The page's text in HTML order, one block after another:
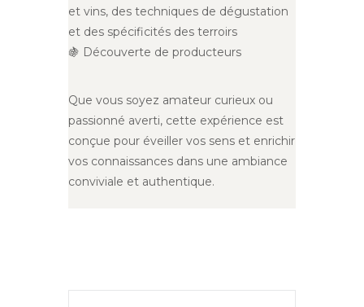
et vins, des techniques de dégustation
et des spécificités des terroirs
🍇 Découverte de producteurs
Que vous soyez amateur curieux ou
passionné averti, cette expérience est
conçue pour éveiller vos sens et enrichir
vos connaissances dans une ambiance
conviviale et authentique.